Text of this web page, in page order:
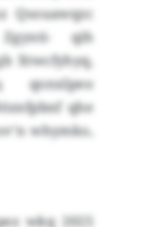
Qsouawqzc
qih
Xtwcfyhyq,
qonxlpeo
qhe
whymko,
wkq 2025